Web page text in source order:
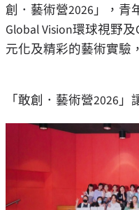
創．藝術營2026」，青
Global Vision環球視野
元化及精彩的藝術實驗
「敢創．藝術營2026